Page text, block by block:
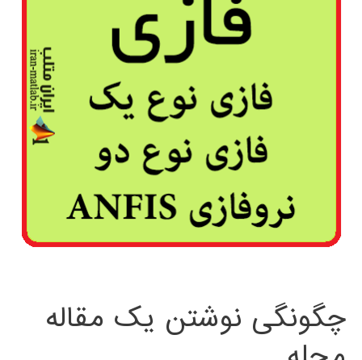
چگونگی نوشتن یک مقاله